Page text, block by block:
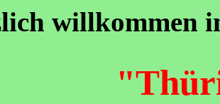
willkommen